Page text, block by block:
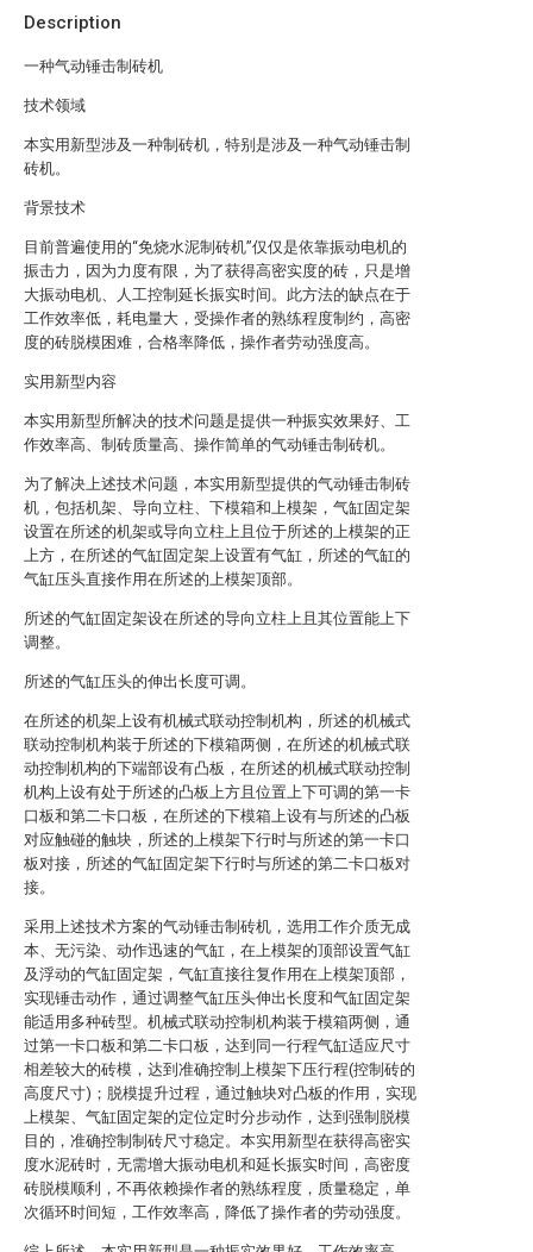
Description
一种气动锤击制砖机
技术领域
本实用新型涉及一种制砖机，特别是涉及一种气动锤击制
砖机。
背景技术
目前普遍使用的“免烧水泥制砖机”仅仅是依靠振动电机的
振击力，因为力度有限，为了获得高密实度的砖，只是增
大振动电机、人工控制延长振实时间。此方法的缺点在于
工作效率低，耗电量大，受操作者的熟练程度制约，高密
度的砖脱模困难，合格率降低，操作者劳动强度高。
实用新型内容
本实用新型所解决的技术问题是提供一种振实效果好、工
作效率高、制砖质量高、操作简单的气动锤击制砖机。
为了解决上述技术问题，本实用新型提供的气动锤击制砖
机，包括机架、导向立柱、下模箱和上模架，气缸固定架
设置在所述的机架或导向立柱上且位于所述的上模架的正
上方，在所述的气缸固定架上设置有气缸，所述的气缸的
气缸压头直接作用在所述的上模架顶部。
所述的气缸固定架设在所述的导向立柱上且其位置能上下
调整。
所述的气缸压头的伸出长度可调。
在所述的机架上设有机械式联动控制机构，所述的机械式
联动控制机构装于所述的下模箱两侧，在所述的机械式联
动控制机构的下端部设有凸板，在所述的机械式联动控制
机构上设有处于所述的凸板上方且位置上下可调的第一卡
口板和第二卡口板，在所述的下模箱上设有与所述的凸板
对应触碰的触块，所述的上模架下行时与所述的第一卡口
板对接，所述的气缸固定架下行时与所述的第二卡口板对
接。
采用上述技术方案的气动锤击制砖机，选用工作介质无成
本、无污染、动作迅速的气缸，在上模架的顶部设置气缸
及浮动的气缸固定架，气缸直接往复作用在上模架顶部，
实现锤击动作，通过调整气缸压头伸出长度和气缸固定架
能适用多种砖型。机械式联动控制机构装于模箱两侧，通
过第一卡口板和第二卡口板，达到同一行程气缸适应尺寸
相差较大的砖模，达到准确控制上模架下压行程(控制砖的
高度尺寸)；脱模提升过程，通过触块对凸板的作用，实现
上模架、气缸固定架的定位定时分步动作，达到强制脱模
目的，准确控制制砖尺寸稳定。本实用新型在获得高密实
度水泥砖时，无需增大振动电机和延长振实时间，高密度
砖脱模顺利，不再依赖操作者的熟练程度，质量稳定，单
次循环时间短，工作效率高，降低了操作者的劳动强度。